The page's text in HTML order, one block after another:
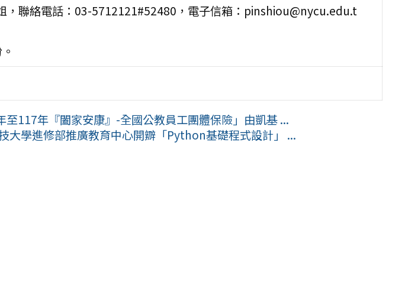
，聯絡電話：03-5712121#52480，電子信箱：pinshiou@nycu.edu.t
至117年『闔家安康』-全國公教員工團體保險」由凱基 ...
大學進修部推廣教育中心開辧「Python基礎程式設計」 ...